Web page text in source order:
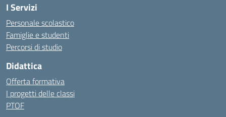
I Servizi
Personale scolastico
Famiglie e studenti
Percorsi di studio
Didattica
Offerta formativa
I progetti delle classi
PTOF